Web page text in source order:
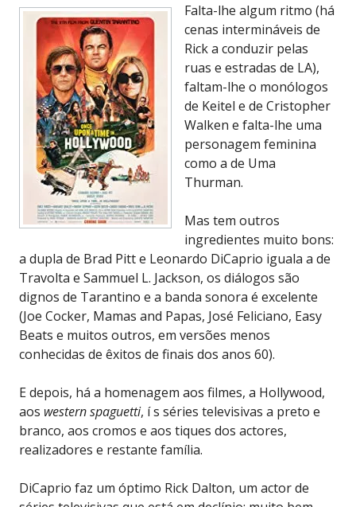
Falta-lhe algum ritmo (há
cenas intermináveis de
Rick a conduzir pelas
ruas e estradas de LA),
faltam-lhe o monólogos
de Keitel e de Cristopher
Walken e falta-lhe uma
personagem feminina
como a de Uma
Thurman.
Mas tem outros
ingredientes muito bons:
a dupla de Brad Pitt e Leonardo DiCaprio iguala a de
Travolta e Sammuel L. Jackson, os diálogos são
dignos de Tarantino e a banda sonora é excelente
(Joe Cocker, Mamas and Papas, José Feliciano, Easy
Beats e muitos outros, em versões menos
conhecidas de êxitos de finais dos anos 60).
E depois, há a homenagem aos filmes, a Hollywood,
aos western spaguetti, í s séries televisivas a preto e
branco, aos cromos e aos tiques dos actores,
realizadores e restante família.
DiCaprio faz um óptimo Rick Dalton, um actor de